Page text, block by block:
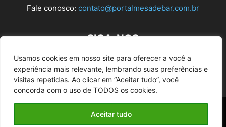
Usamos cookies em nosso site para oferecer a você a
experiência mais relevante, lembrando suas preferências e
visitas repetidas. Ao clicar em “Aceitar tudo”, você
concorda com o uso de TODOS os cookies.
Aceitar tudo
Fale conosco: contato@portalmesadebar.com.br
SIGA-NOS
Mesa de bar | Todos os Direitos Reservados |